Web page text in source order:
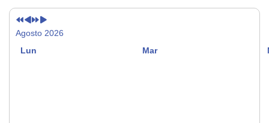
Agosto 2026
Lun
Mar